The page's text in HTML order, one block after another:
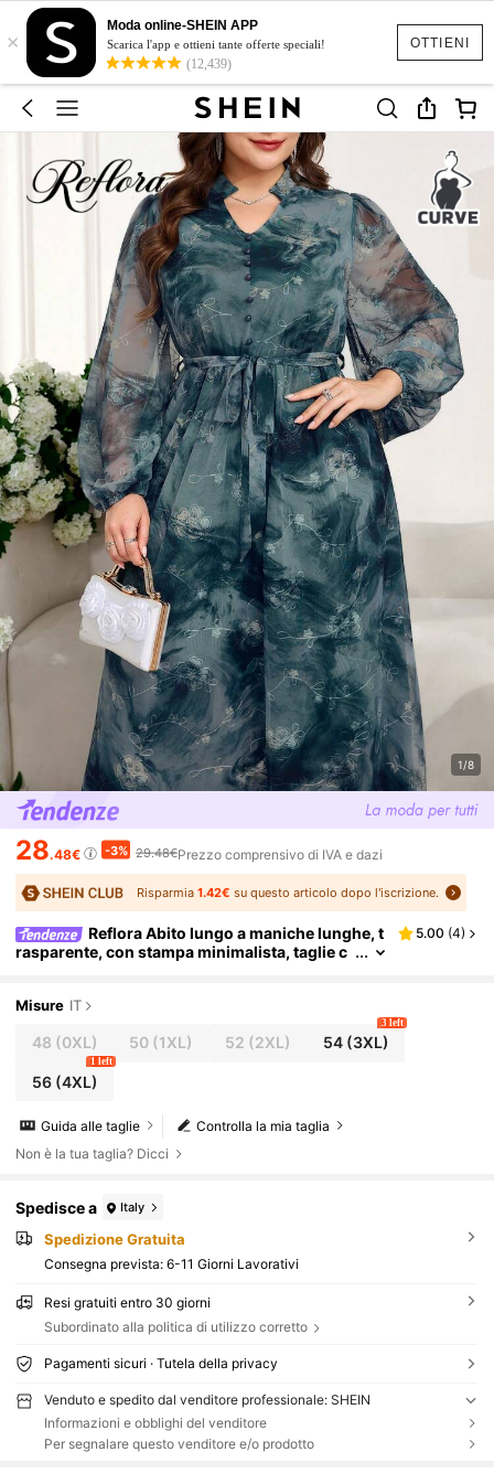
OTTIENI
×
Moda online-SHEIN APP
Scarica l'app e ottieni tante offerte speciali!
(12,439)
1/8
28.48€ -3% 29.48€Prezzo comprensivo di IVA e dazi
Risparmia 1.42€ su questo articolo dopo l'iscrizione.
Reflora Abito lungo a maniche lunghe, t
rasparente, con stampa minimalista, taglie c
5.00 (4)
Misure IT
48 (0XL) 50 (1XL) 52 (2XL) 54(3XL)
3 left
56(4XL)
1 left
Controlla la mia taglia
Guida alle taglie
Non è la tua taglia? Dicci
Spedisce a Italy
Spedizione Gratuita
Consegna prevista: 6-11 Giorni Lavorativi
Resi gratuiti entro 30 giorni
Subordinato alla politica di utilizzo corretto
Pagamenti sicuri · Tutela della privacy
Venduto e spedito dal venditore professionale: SHEIN
Informazioni e obblighi del venditore
Per segnalare questo venditore e/o prodotto